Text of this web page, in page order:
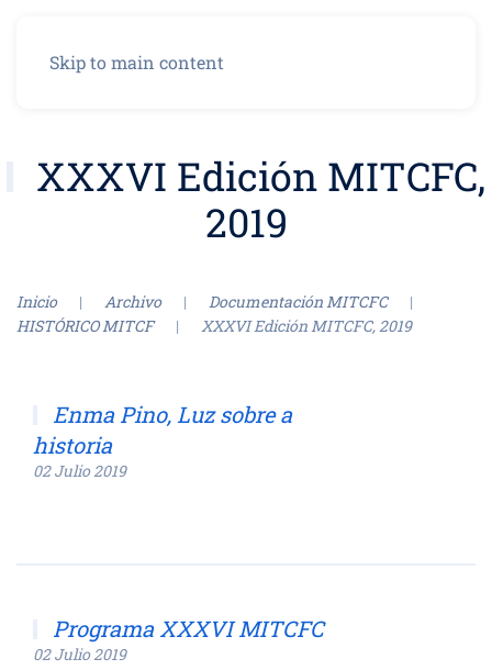
Skip to main content
XXXVI Edición MITCFC,
2019
Inicio Archivo
Documentación MITCFC
HISTÓRICO MITCF
XXXVI Edición MITCFC, 2019
Enma Pino, Luz sobre a
historia
02 Julio 2019
Programa XXXVI MITCFC
02 Julio 2019